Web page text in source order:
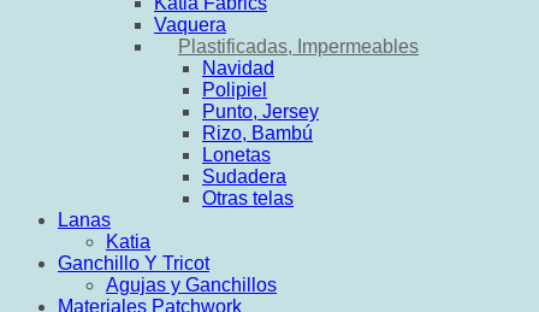
Vaquera
Plastificadas, Impermeables
Navidad
Polipiel
Punto, Jersey
Rizo, Bambú
Lonetas
Sudadera
Otras telas
Lanas
Katia
Ganchillo Y Tricot
Agujas y Ganchillos
Materiales Patchwork